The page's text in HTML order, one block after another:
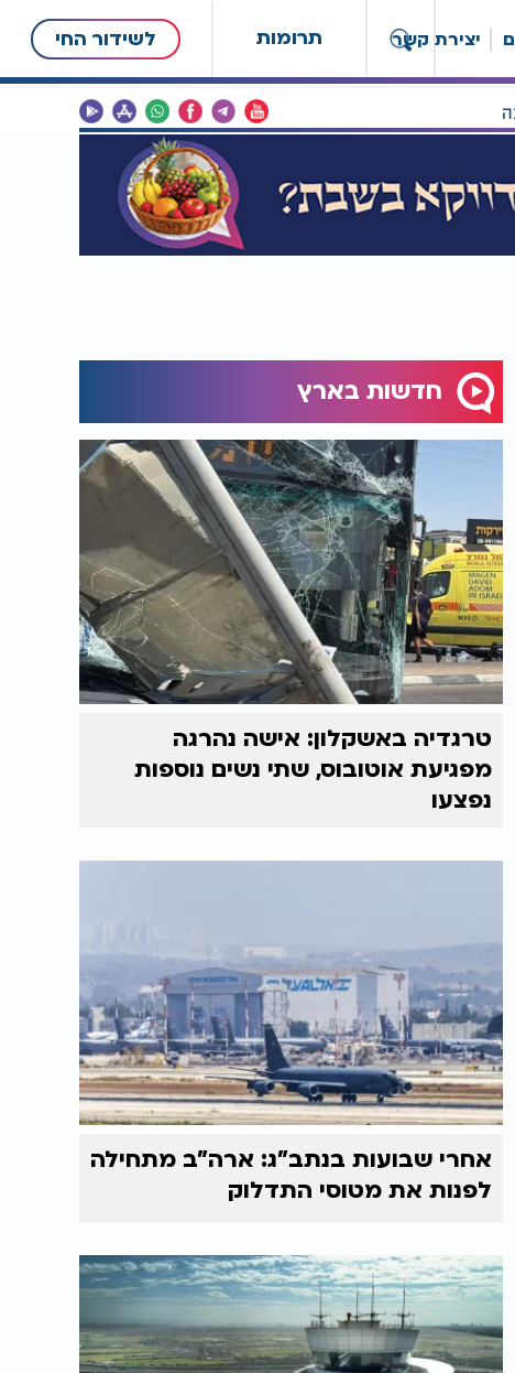
תרומות לשידור החי יצירת קשר
חדשות בארץ
טרגדיה באשקלון: אישה נהרגה
מפגיעת אוטובוס, שתי נשים נוספות
נפצעו
אחרי שבועות בנתב"ג: ארה"ב מתחילה
לפנות את מטוסי התדלוק